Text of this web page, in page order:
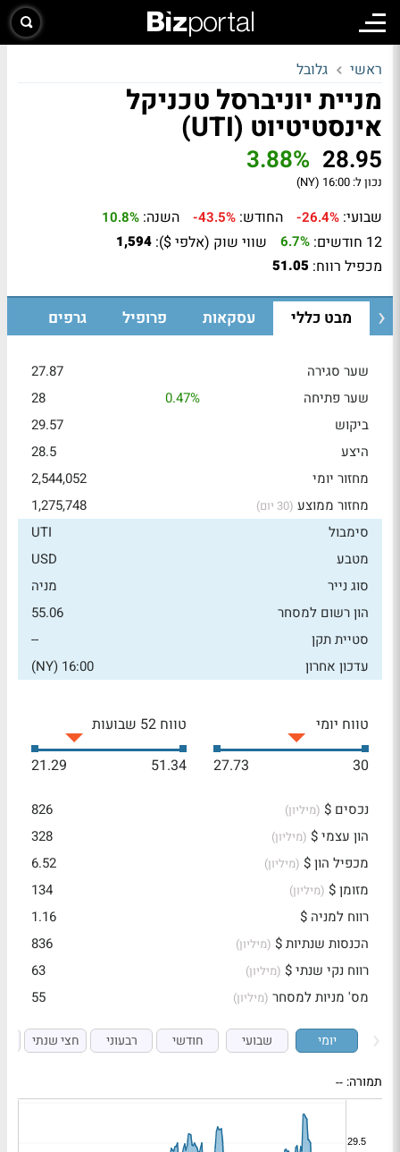
ראשי גלובל
מניית יוניברסל טכניקל
אינסטיטיוט (UTI)
28.95
3.88%
נכון ל: 16:00 (NY)
שבועי: -26.4% החודש: -43.5% השנה: 10.8%
12 חודשים: 6.7% שווי שוק (אלפי $): 1,594
מכפיל רווח: 51.05
מבט כללי עסקאות פרופיל גרפים
שער סגירה
27.87
שער פתיחה
0.47%
28
ביקוש
29.57
היצע
28.5
מחזור יומי
2,544,052
מחזור ממוצע (30 יום)
1,275,748
סימבול
UTI
מטבע
USD
סוג נייר
מניה
הון רשום למסחר
55.06
סטיית תקן
--
עדכון אחרון
16:00 (NY)
טווח יומי
30
27.73
טווח 52 שבועות
51.34
21.29
נכסים $ (מיליון)
826
הון עצמי $ (מיליון)
328
מכפיל הון $ (מיליון)
6.52
מזומן $ (מיליון)
134
רווח למניה $
1.16
הכנסות שנתיות $ (מיליון)
836
רווח נקי שנתי $ (מיליון)
63
מס' מניות למסחר (מיליון) 55
יומי שבועי חודשי רבעוני חצי שנתי
תמורה: --